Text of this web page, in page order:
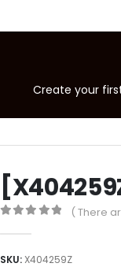
Create your
( There
SKU:X404259Z